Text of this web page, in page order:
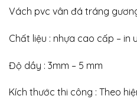
Vách pvc vân đá tráng
Chất liệu : nhựa cao cấp – in
Độ dầy : 3mm – 5 mm
Kích thước thi công : Theo